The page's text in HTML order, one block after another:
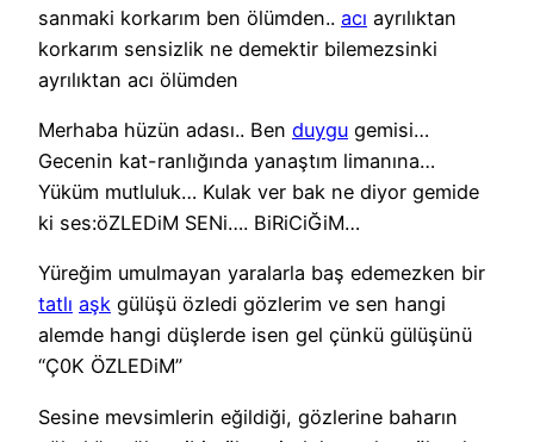
sanmaki korkarım ben ölümden.. acı ayrılıktan
korkarım sensizlik ne demektir bilemezsinki
ayrılıktan acı ölümden
Merhaba hüzün adası.. Ben duygu gemisi…
Gecenin kat-ranlığında yanaştım limanına…
Yüküm mutluluk… Kulak ver bak ne diyor gemide
ki ses:öZLEDiM SENi…. BiRiCiĞiM…
Yüreğim umulmayan yaralarla baş edemezken bir
tatlı aşk gülüşü özledi gözlerim ve sen hangi
alemde hangi düşlerde isen gel çünkü gülüşünü
“Ç0K ÖZLEDiM”
Sesine mevsimlerin eğildiği, gözlerine baharın